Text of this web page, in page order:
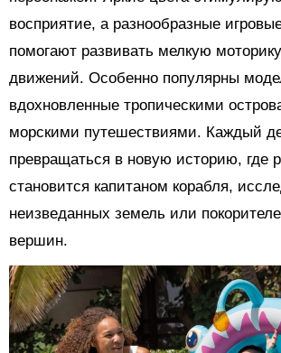
восприятие, а разнообразные
помогают развивать мелкую
движений. Особенно популярны
вдохновленные тропическими
морскими путешествиями. Каждый
превращаться в новую историю, где
становится капитаном корабля,
неизведанных земель или
вершин.